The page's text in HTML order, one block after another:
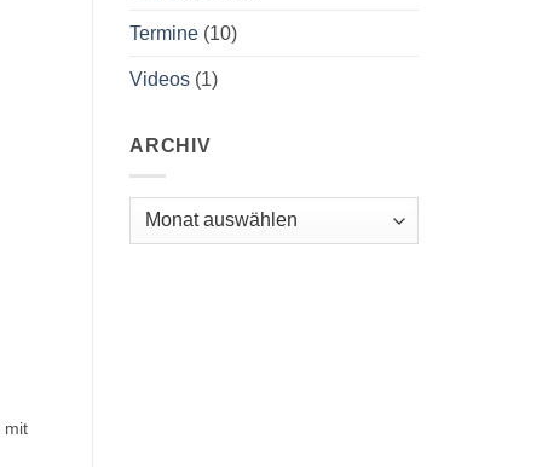
mit
Termine (10)
Videos (1)
ARCHIV
Archiv